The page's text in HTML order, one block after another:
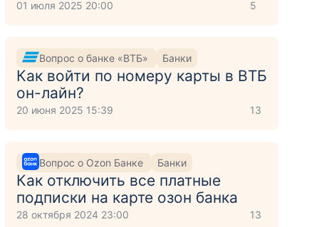
01 июля 2025 20:00 5
Вопрос о банке «ВТБ» Банки
Как войти по номеру карты в ВТБ
он-лайн?
20 июня 2025 15:39 13
Вопрос о Ozon Банке Банки
Как отключить все платные
подписки на карте озон банка
28 октября 2024 23:00 13